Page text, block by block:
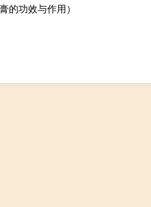
的功效与作用）